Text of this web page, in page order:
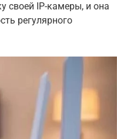
своей IP-камеры, и она
регулярного